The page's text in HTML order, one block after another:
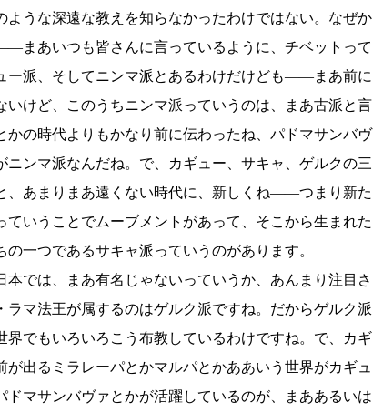
ような深遠な教えを知らなかったわけではない。なぜか
まあいつも皆さんに言っているように、チベットって
ー派、そしてニンマ派とあるわけだけども――まあ前に
いけど、このうちニンマ派っていうのは、まあ古派と言
の時代よりもかなり前に伝わったね、パドマサンバヴ
ニンマ派なんだね。で、カギュー、サキャ、ゲルクの三
、あまりまあ遠くない時代に、新しくね――つまり新た
いうことでムーブメントがあって、そこから生まれた
一つであるサキャ派っていうのがあります。
では、まあ有名じゃないっていうか、あんまり注目さ
マ法王が属するのはゲルク派ですね。だからゲルク派
界でもいろいろこう布教しているわけですね。で、カギ
出るミラレーパとかマルパとかああいう世界がカギュ
マサンバヴァとかが活躍しているのが、まああるいは